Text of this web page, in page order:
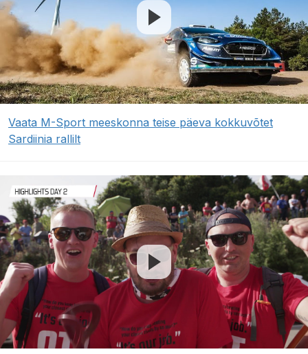
Vaata M-Sport meeskonna teise päeva kokkuvõtet
Sardiinia rallilt